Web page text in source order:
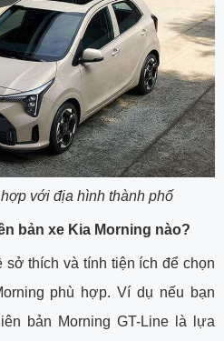
với địa hình thành phố
bản xe Kia Morning nào?
sở thích và tính tiện ích để chọn
phù hợp. Ví dụ nếu bạn
bản Morning GT-Line là lựa